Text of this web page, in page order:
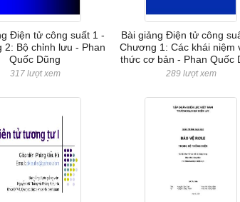
Điện tử công suất 1 -
2: Bộ chỉnh lưu - Phan
Quốc Dũng
317 lượt xem
Bài giảng Điện tử công
Chương 1: Các khái niệm
thức cơ bản - Phan Quốc
289 lượt xem